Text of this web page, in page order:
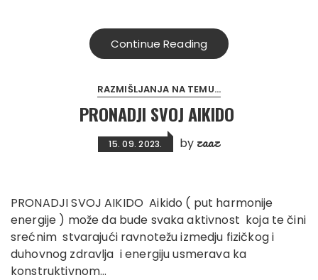
Continue Reading
RAZMIŠLJANJA NA TEMU...
PRONADJI SVOJ AIKIDO
15. 09. 2023. by zaaz
PRONADJI SVOJ AIKIDO Aikido ( put harmonije
energije ) može da bude svaka aktivnost koja te čini
srećnim stvarajući ravnotežu izmedju fizičkog i
duhovnog zdravlja i energiju usmerava ka
konstruktivnom…